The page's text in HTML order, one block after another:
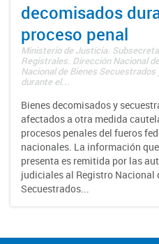
decomisados
proceso penal
Ministerio de Justicia.
Registrales. Dirección Nacional
Nacional de Bienes
durante el...
Bienes decomisados y
afectados a otra medida
procesos penales del fueros
nacionales. La información
presenta es remitida por las
judiciales al Registro Nacional
Secuestrados...